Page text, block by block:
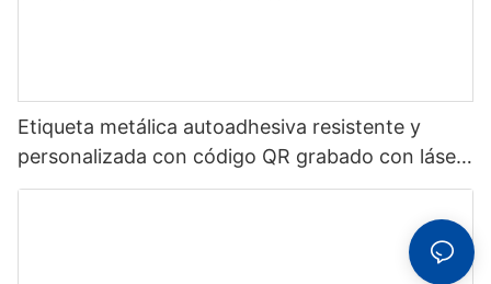
Etiqueta metálica autoadhesiva resistente y
personalizada con código QR grabado con láser,
etiqueta de código de barras de aluminio con